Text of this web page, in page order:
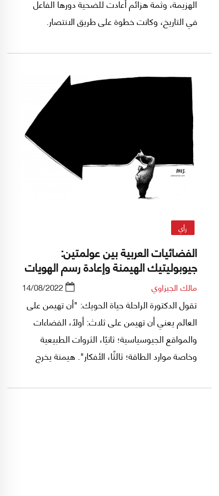
الهزيمة، وثمة هزائم أعادت للضحية دورها الفاعل
في التاريخ، وكانت خطوة على طريق الانتصار.
رأي
الفضائيات العربية بين عولمتين:
جيوبوليتيك الهيمنة وإعادة رسم الهويات
مالك الجيزاوي 14/08/2022
تقول الدكتورة الراحلة حياة الحويك: "أن تهيمن على
العالم يعني أن تهيمن على ثلاث: أولًا، الفضاءات
والمواقع الجيوسياسية؛ ثانيًا، الثروات الطبيعية
وخاصة موارد الطاقة؛ ثالثًا، الأفكار". هيمنة يخرج
القوى الرأسمالية داخله؟